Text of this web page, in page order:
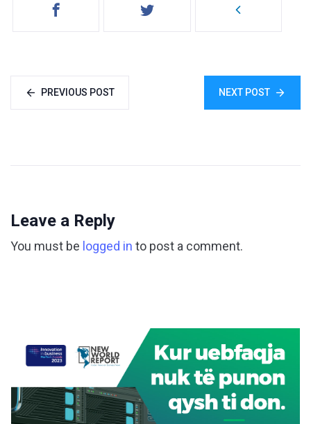
PREVIOUS POST NEXT POST
Leave a Reply
You must be logged in to post a comment.